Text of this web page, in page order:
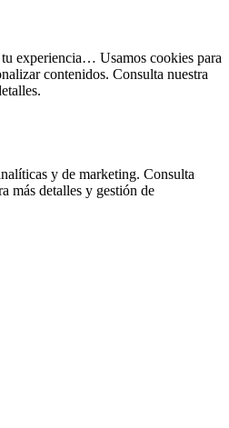
tu experiencia… Usamos cookies para
contenidos. Consulta nuestra
y de marketing. Consulta
más detalles y gestión de